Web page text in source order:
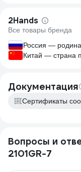
2Hands
Все товары бренда
Россия —
Китай — страна
Документация
Сертификаты
Вопросы и
2101GR-7